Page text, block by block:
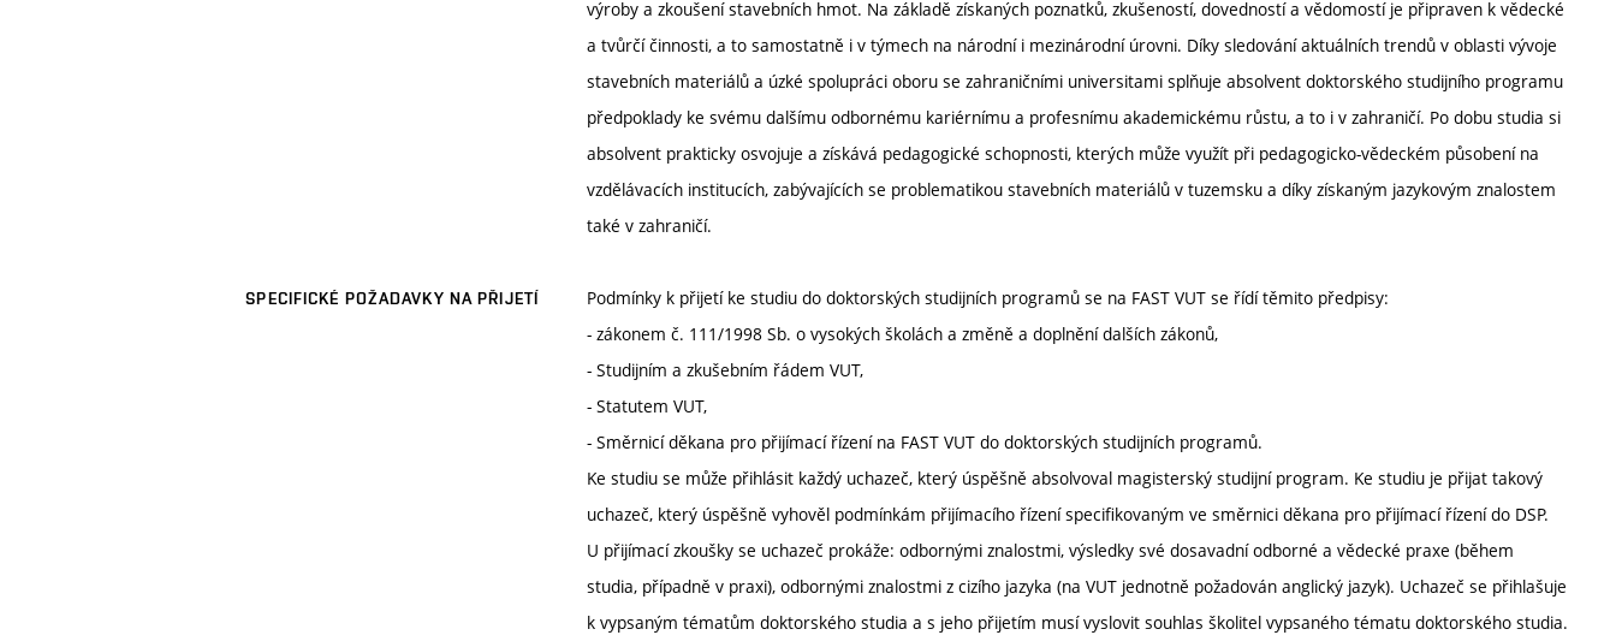
výroby a zkoušení stavebních hmot. Na základě získaných poznatků, zkušeností, dovedností a vědomostí je připraven k vědecké
a tvůrčí činnosti, a to samostatně i v týmech na národní i mezinárodní úrovni. Díky sledování aktuálních trendů v oblasti vývoje
stavebních materiálů a úzké spolupráci oboru se zahraničními universitami splňuje absolvent doktorského studijního programu
předpoklady ke svému dalšímu odbornému kariérnímu a profesnímu akademickému růstu, a to i v zahraničí. Po dobu studia si
absolvent prakticky osvojuje a získává pedagogické schopnosti, kterých může využít při pedagogicko-vědeckém působení na
vzdělávacích institucích, zabývajících se problematikou stavebních materiálů v tuzemsku a díky získaným jazykovým znalostem
také v zahraničí.
SPECIFICKÉ POŽADAVKY NA PŘIJETÍ
Podmínky k přijetí ke studiu do doktorských studijních programů se na FAST VUT se řídí těmito předpisy:
- zákonem č. 111/1998 Sb. o vysokých školách a změně a doplnění dalších zákonů,
- Studijním a zkušebním řádem VUT,
- Statutem VUT,
- Směrnicí děkana pro přijímací řízení na FAST VUT do doktorských studijních programů.
Ke studiu se může přihlásit každý uchazeč, který úspěšně absolvoval magisterský studijní program. Ke studiu je přijat takový
uchazeč, který úspěšně vyhověl podmínkám přijímacího řízení specifikovaným ve směrnici děkana pro přijímací řízení do DSP.
U přijímací zkoušky se uchazeč prokáže: odbornými znalostmi, výsledky své dosavadní odborné a vědecké praxe (během
studia, případně v praxi), odbornými znalostmi z cizího jazyka (na VUT jednotně požadován anglický jazyk). Uchazeč se přihlašuje
k vypsaným tématům doktorského studia a s jeho přijetím musí vyslovit souhlas školitel vypsaného tématu doktorského studia.